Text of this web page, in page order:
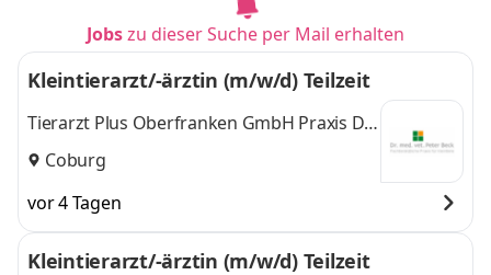
Jobszu dieser Suche per Mail erhalten
Kleintierarzt/-ärztin (m/w/d) Teilzeit
Tierarzt Plus Oberfranken GmbH Praxis Dr.
Beck - Fachtierärztliche Praxis für Kleintiere
Coburg
vor 4 Tagen
Kleintierarzt/-ärztin (m/w/d) Teilzeit